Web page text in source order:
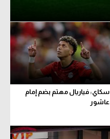
سكاي: فياريال مهتم بضم إمام
عاشور